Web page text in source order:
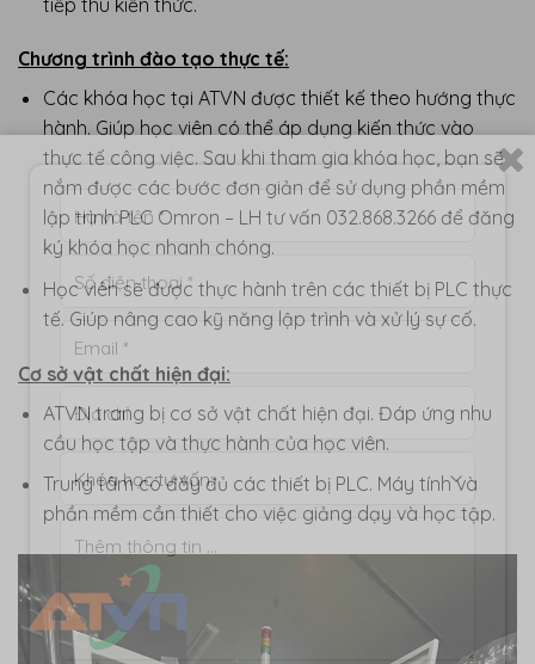
Chương trình đào tạo thực tế:
Các khóa học tại ATVN được thiết kế theo hướng thực
hành. Giúp học viên có thể áp dụng kiến thức vào
thực tế công việc. Sau khi tham gia khóa học, bạn sẽ
nắm được các bước đơn giản để sử dụng phần mềm
lập trình PLC Omron – LH tư vấn 032.868.3266 để đăng
ký khóa học nhanh chóng.
Học viên sẽ được thực hành trên các thiết bị PLC thực
tế. Giúp nâng cao kỹ năng lập trình và xử lý sự cố.
Cơ sở vật chất hiện đại:
ATVN trang bị cơ sở vật chất hiện đại. Đáp ứng nhu
cầu học tập và thực hành của học viên.
Trung tâm có đầy đủ các thiết bị PLC. Máy tính và
phần mềm cần thiết cho việc giảng dạy và học tập.